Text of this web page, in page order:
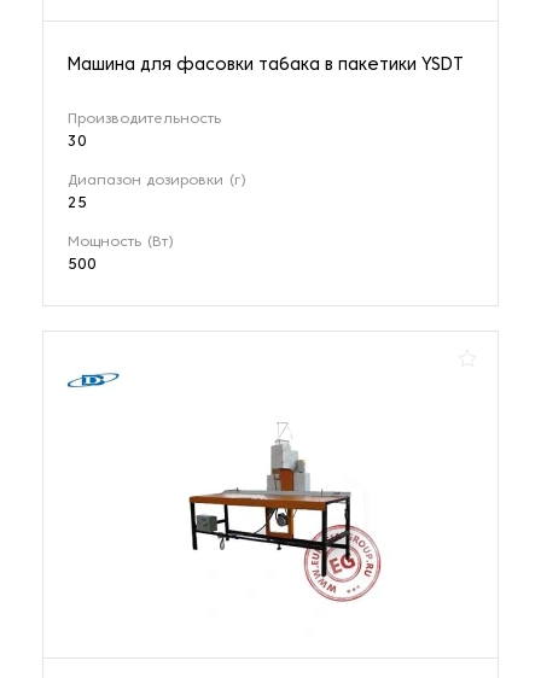
Машина для фасовки табака в пакетики YSDT
Производительность
30
Диапазон дозировки (г)
25
Мощность (Вт)
500